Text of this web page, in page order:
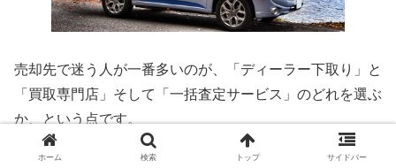
売却先で迷う人が一番多いのが、「ディーラー下取り」と
「買取専門店」そして「一括査定サービス」のどれを選ぶ
か、という点です。
ホーム 検索 トップ サイドバー